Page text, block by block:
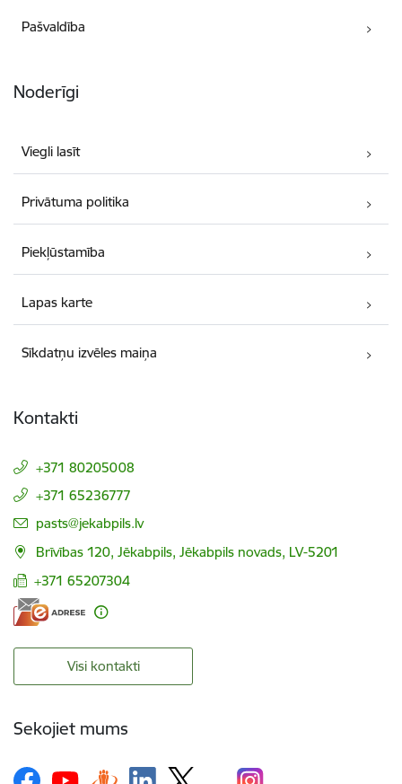
Pašvaldība
Noderīgi
Viegli lasīt
Privātuma politika
Piekļūstamība
Lapas karte
Sīkdatņu izvēles maiņa
Kontakti
+371 80205008
+371 65236777
E-pasts:
pasts@jekabpils.lv
Brīvības 120, Jēkabpils, Jēkabpils novads, LV-5201
+371 65207304
Visi kontakti
Sekojiet mums